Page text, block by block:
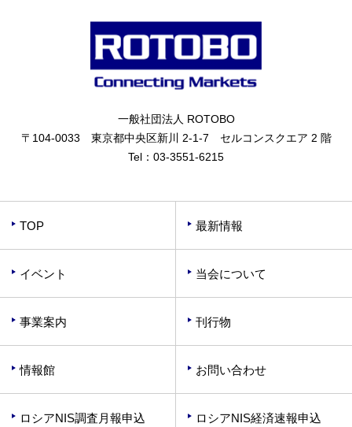
一般社団法人 ROTOBO
〒104-0033 東京都中央区新川 2-1-7 セルコンスクエア 2 階
Tel： 03-3551-6215
TOP 最新情報
イベント 当会について
事業案内 刊行物
情報館 お問い合わせ
ロシアNIS調査月報申込 ロシアNIS経済速報申込